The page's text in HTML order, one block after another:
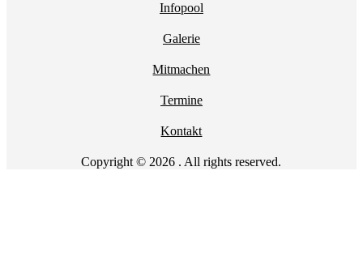
Infopool
Galerie
Mitmachen
Termine
Kontakt
Copyright © 2026 . All rights reserved.